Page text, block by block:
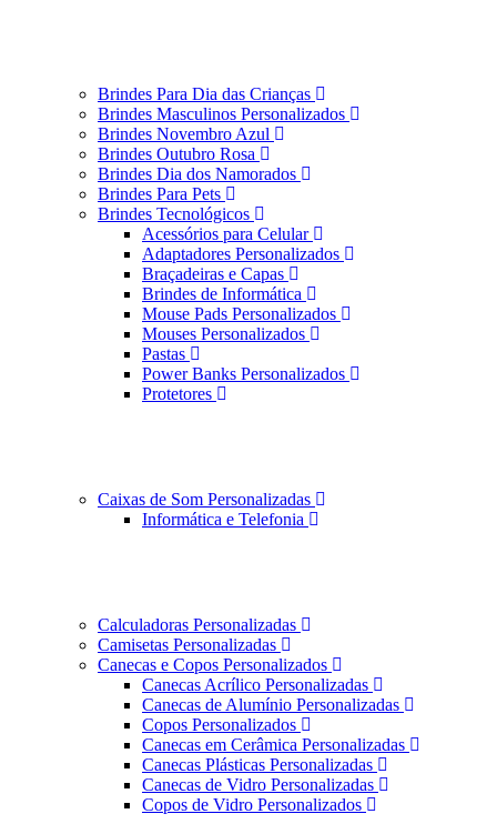
Brindes Para Dia das Crianças
Brindes Masculinos Personalizados
Brindes Novembro Azul
Brindes Outubro Rosa
Brindes Dia dos Namorados
Brindes Para Pets
Brindes Tecnológicos
Acessórios para Celular
Adaptadores Personalizados
Braçadeiras e Capas
Brindes de Informática
Mouse Pads Personalizados
Mouses Personalizados
Pastas
Power Banks Personalizados
Protetores
Caixas de Som Personalizadas
Informática e Telefonia
Calculadoras Personalizadas
Camisetas Personalizadas
Canecas e Copos Personalizados
Canecas Acrílico Personalizadas
Canecas de Alumínio Personalizadas
Copos Personalizados
Canecas em Cerâmica Personalizadas
Canecas Plásticas Personalizadas
Canecas de Vidro Personalizadas
Copos de Vidro Personalizados